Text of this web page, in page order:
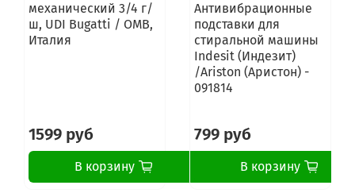
механический 3/4 г/
ш, UDI Bugatti / OMB,
Италия
1599 руб
В корзину
Антивибрационные
подставки для
стиральной машины
Indesit (Индезит)
/Ariston (Аристон) -
091814
799 руб
В корзину